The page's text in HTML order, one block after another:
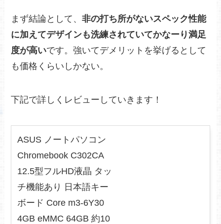
まず結論として、非の打ち所がないスペック性能
に加えてデザインも洗練されていてかなーり満足
度が高いです。強いてデメリットを挙げるとして
も価格くらいしかない。
下記で詳しくレビューしていきます！
ASUS ノートパソコン
Chromebook C302CA
12.5型フルHD液晶 タッ
チ機能あり 日本語キー
ボード Core m3-6Y30
4GB eMMC 64GB 約10